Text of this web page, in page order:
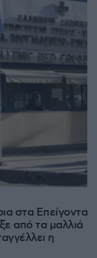
στα Επείγοντα
από τα μαλλιά
η